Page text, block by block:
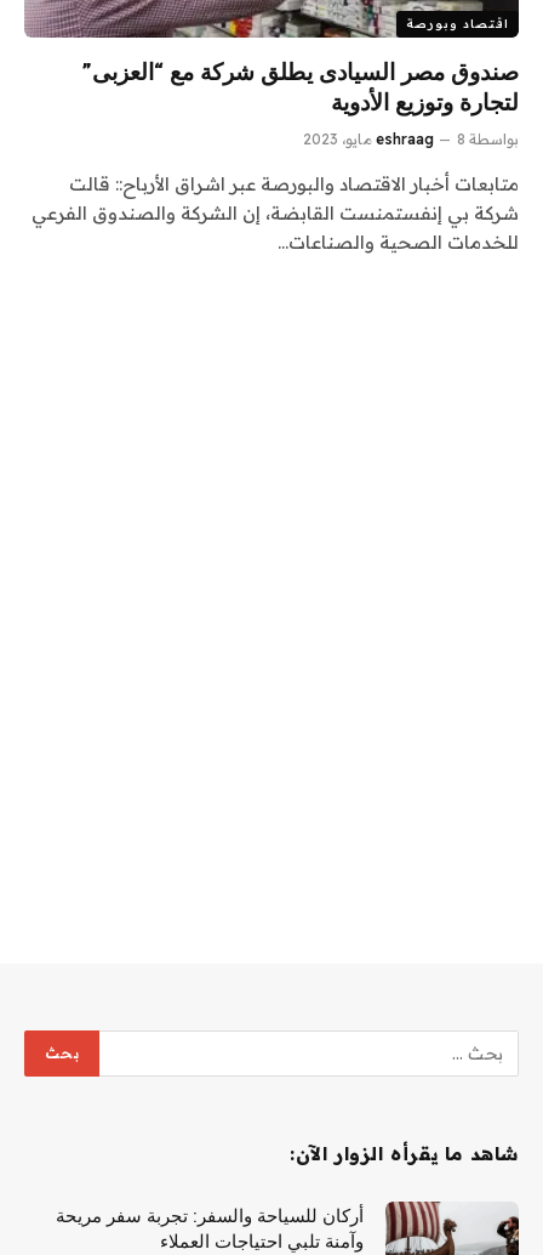
اقتصاد وبورصة
صندوق مصر السيادى يطلق شركة مع “العزبى”
لتجارة وتوزيع الأدوية
بواسطة eshraag 8 مايو، 2023
متابعات أخبار الاقتصاد والبورصة عبر اشراق الأرباح:: قالت
شركة بي إنفستمنست القابضة، إن الشركة والصندوق الفرعي
للخدمات الصحية والصناعات…
شاهد ما يقرأه الزوار الآن:
أركان للسياحة والسفر: تجربة سفر مريحة
وآمنة تلبي احتياجات العملاء